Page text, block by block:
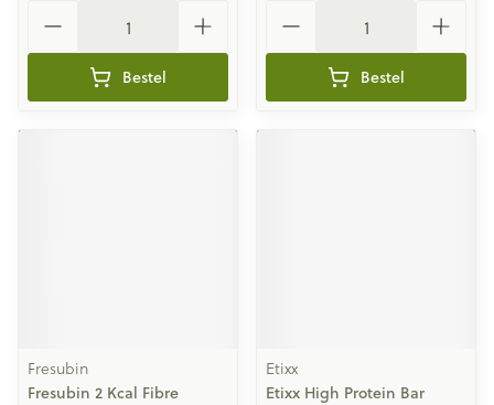
Bestel Bestel
Fresubin
Fresubin 2 Kcal Fibre
Etixx
Etixx High Protein Bar